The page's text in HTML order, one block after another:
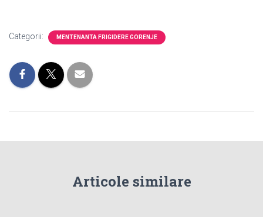
Categorii: MENTENANTA FRIGIDERE GORENJE
Articole similare